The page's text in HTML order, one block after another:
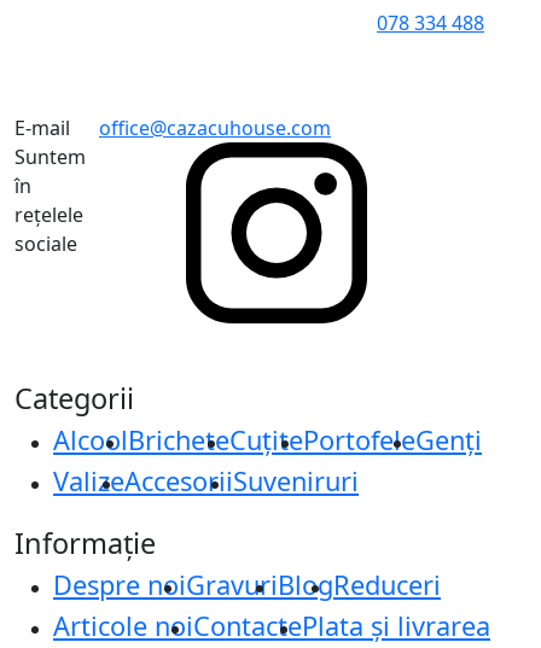
078 334 488
E-mail
office@cazacuhouse.com
Suntem
în
rețelele
sociale
Categorii
AlcoolBricheteCuțitePortofeleGenți
ValizeAccesoriiSuveniruri
Informație
Despre noiGravuriBlogReduceri
Articole noiContactePlata și livrarea